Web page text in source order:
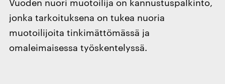
jonka tarkoituksena on tukea nuoria
muotoilijoita tinkimättömässä ja
omaleimaisessa työskentelyssä.